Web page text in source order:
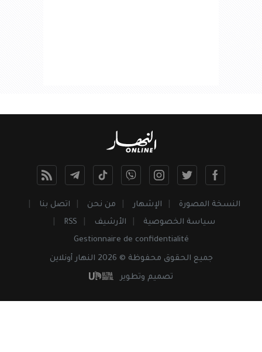
النسخة المصورة الإشهار من نحن
اتصل بنا
سياسة الخصوصية
الأرشيف
RSS
Gestionnaire de confidentialité
جميع الحقوق محفوظة © 2026 النهار أونلاين
تصميم وتطوير